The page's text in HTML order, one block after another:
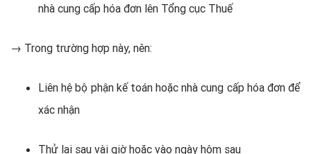
nhà cung cấp hóa đơn lên Tổng cục Thuế
→ Trong trường hợp này, nên:
Liên hệ bộ phận kế toán hoặc nhà cung cấp hóa đơn để
xác nhận
Thử lại sau vài giờ hoặc vào ngày hôm sau